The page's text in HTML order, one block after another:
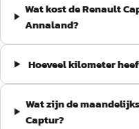
Wat kost de Renault
Annaland?
Hoeveel kilometer
Wat zijn de
Captur?